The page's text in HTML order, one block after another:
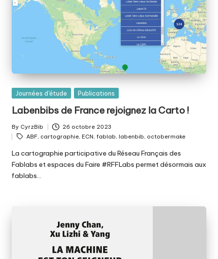
Posted
Journées d'étude Publications
Labenbibs de France rejoignez la Carto !
Posted
by
By CyrzBib 26 octobre 2023
Tags:
ABF, cartographie, ECN, fablab, labenbib, octobermake
La cartographie participative du Réseau Français des
Fablabs et espaces du Faire #RFFLabs permet désormais aux
fablabs…